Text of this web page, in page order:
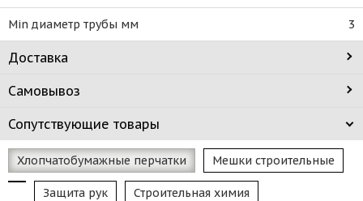
Min диаметр трубы мм 3
Доставка
Самовывоз
Сопутствующие товары
Хлопчатобумажные перчатки Мешки строительные
Защита рук Строительная химия